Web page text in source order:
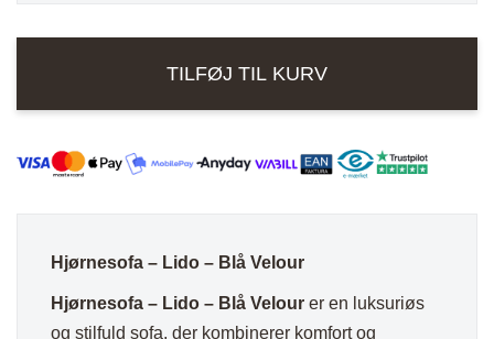
velour
TILFØJ TIL KURV
Hjørnesofa – Lido – Blå Velour
Hjørnesofa – Lido – Blå Velour er en luksuriøs
og stilfuld sofa, der kombinerer komfort og